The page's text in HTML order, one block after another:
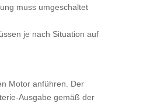
muss umgeschaltet
je nach Situation auf
Motor anführen. Der
Ausgabe gemäß der